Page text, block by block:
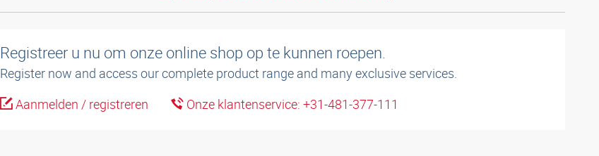
Registreer u nu om onze online shop op te kunnen roepen.
Register now and access our complete product range and many exclusive services.
Aanmelden / registreren
Onze klantenservice: +31-481-377-111